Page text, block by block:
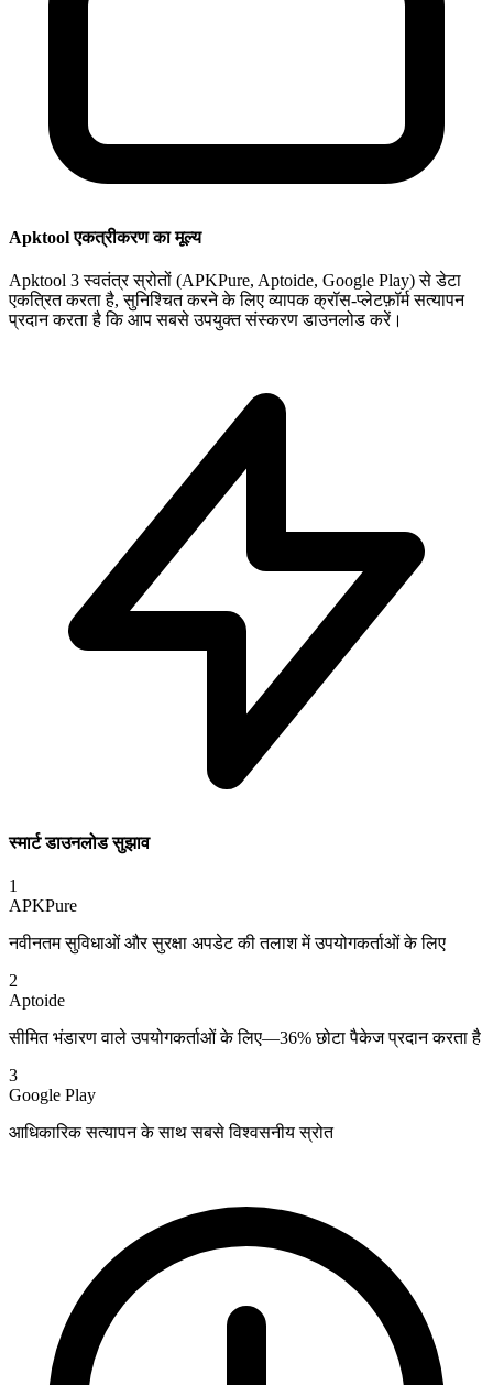
Apktool एकत्रीकरण का मूल्य
Apktool 3 स्वतंत्र स्रोतों (APKPure, Aptoide, Google Play) से डेटा
एकत्रित करता है, सुनिश्चित करने के लिए व्यापक क्रॉस-प्लेटफ़ॉर्म सत्यापन
प्रदान करता है कि आप सबसे उपयुक्त संस्करण डाउनलोड करें।
स्मार्ट डाउनलोड सुझाव
1
APKPure
नवीनतम सुविधाओं और सुरक्षा अपडेट की तलाश में उपयोगकर्ताओं के लिए
2
Aptoide
सीमित भंडारण वाले उपयोगकर्ताओं के लिए—36% छोटा पैकेज प्रदान करता है
3
Google Play
आधिकारिक सत्यापन के साथ सबसे विश्वसनीय स्रोत